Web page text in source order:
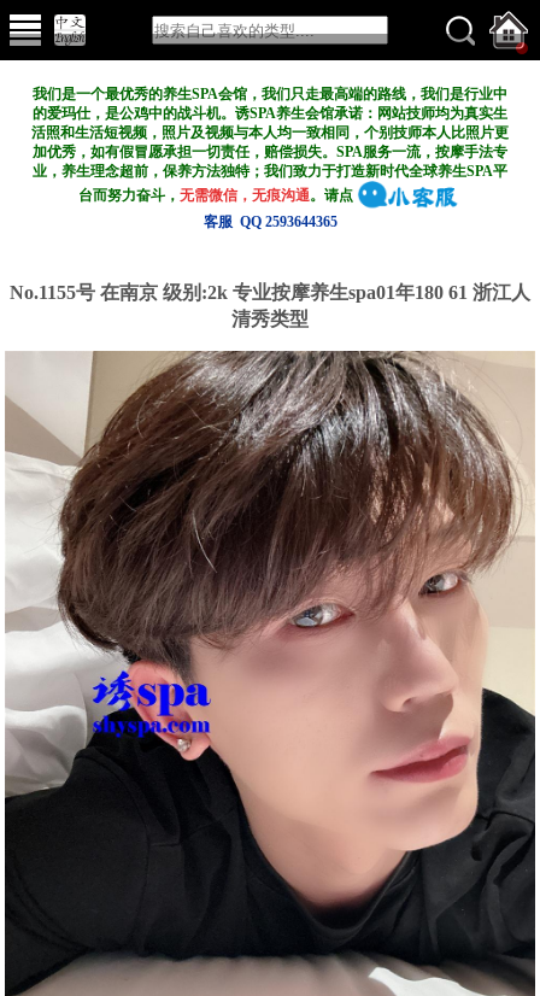
我们是一个最优秀的养生SPA会馆，我们只走最高端的路线，我们是行业中
的爱玛仕，是公鸡中的战斗机。诱SPA养生会馆承诺：网站技师均为真实生
活照和生活短视频，照片及视频与本人均一致相同，个别技师本人比照片更
加优秀，如有假冒愿承担一切责任，赔偿损失。SPA服务一流，按摩手法专
业，养生理念超前，保养方法独特；我们致力于打造新时代全球养生SPA平
台而努力奋斗，无需微信，无痕沟通。请点
客服 QQ 2593644365
No.1155号 在南京 级别:2k 专业按摩养生spa01年180 61 浙江人
清秀类型